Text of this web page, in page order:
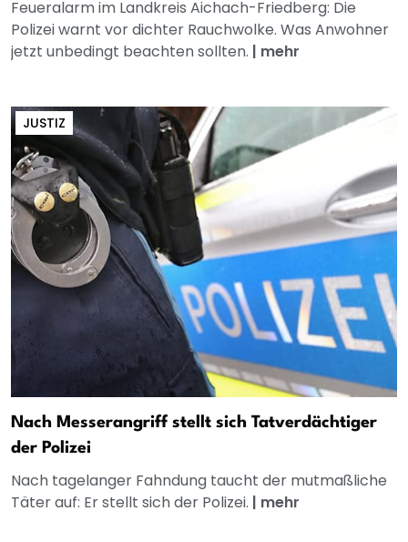
Feueralarm im Landkreis Aichach-Friedberg: Die
Polizei warnt vor dichter Rauchwolke. Was Anwohner
jetzt unbedingt beachten sollten. | mehr
JUSTIZ
Nach Messerangriff stellt sich Tatverdächtiger
der Polizei
Nach tagelanger Fahndung taucht der mutmaßliche
Täter auf: Er stellt sich der Polizei. | mehr